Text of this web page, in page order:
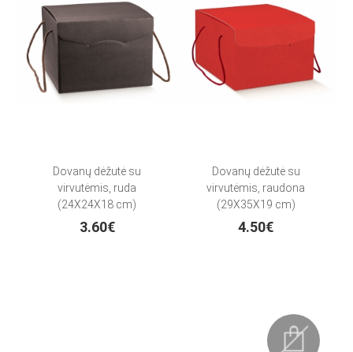
Dovanų dėžutė su
virvutėmis, ruda
(24X24X18 cm)
3.60€
Dovanų dėžutė su
virvutėmis, raudona
(29X35X19 cm)
4.50€